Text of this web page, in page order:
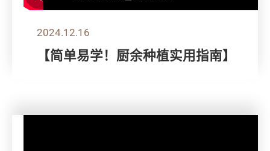
2024.12.16
【简单易学！厨余种植实用指南】